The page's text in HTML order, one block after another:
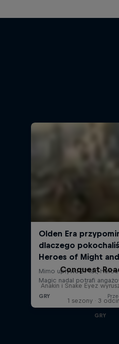
Conquest
Anakin i Snake Eyez
1 sezony · 3
GRY